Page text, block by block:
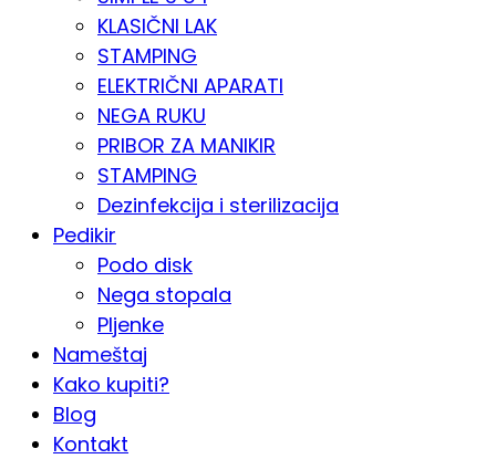
KLASIČNI LAK
STAMPING
ELEKTRIČNI APARATI
NEGA RUKU
PRIBOR ZA MANIKIR
STAMPING
Dezinfekcija i sterilizacija
Pedikir
Podo disk
Nega stopala
Pljenke
Nameštaj
Kako kupiti?
Blog
Kontakt